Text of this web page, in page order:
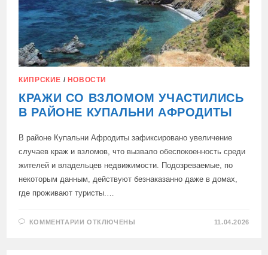
КИПРСКИЕ / НОВОСТИ
КРАЖИ СО ВЗЛОМОМ УЧАСТИЛИСЬ
В РАЙОНЕ КУПАЛЬНИ АФРОДИТЫ
В районе Купальни Афродиты зафиксировано увеличение
случаев краж и взломов, что вызвало обеспокоенность среди
жителей и владельцев недвижимости. Подозреваемые, по
некоторым данным, действуют безнаказанно даже в домах,
где проживают туристы.…
КОММЕНТАРИИ К
ОТКЛЮЧЕНЫ 11.04.2026